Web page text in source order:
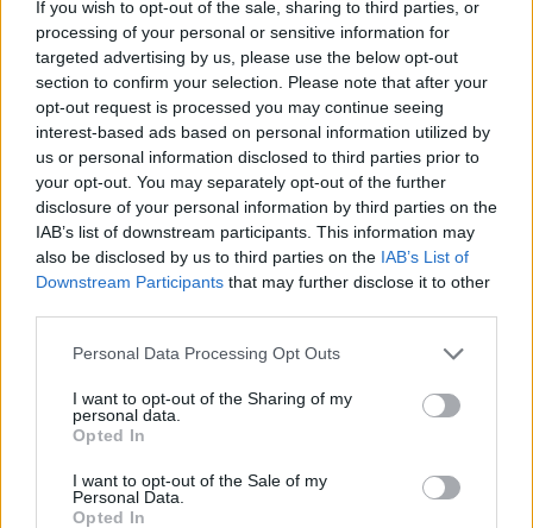
If you wish to opt-out of the sale, sharing to third parties, or
processing of your personal or sensitive information for
targeted advertising by us, please use the below opt-out
section to confirm your selection. Please note that after your
opt-out request is processed you may continue seeing
interest-based ads based on personal information utilized by
us or personal information disclosed to third parties prior to
your opt-out. You may separately opt-out of the further
disclosure of your personal information by third parties on the
IAB’s list of downstream participants. This information may
also be disclosed by us to third parties on the IAB’s List of
Downstream Participants that may further disclose it to other
Personal Data Processing Opt Outs
I want to opt-out of the Sharing of my
personal data.
Opted In
I want to opt-out of the Sale of my
Personal Data.
Opted In